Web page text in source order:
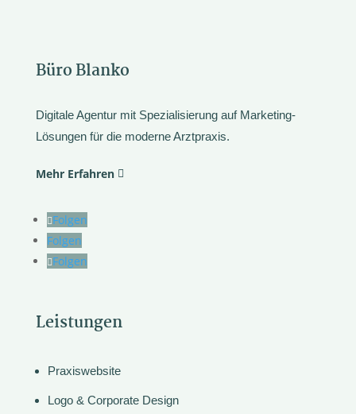
Büro Blanko
Digitale Agentur mit Spezialisierung auf Marketing-
Lösungen für die moderne Arztpraxis.
Mehr Erfahren
Folgen
Folgen
Folgen
Leistungen
Praxiswebsite
Logo & Corporate Design